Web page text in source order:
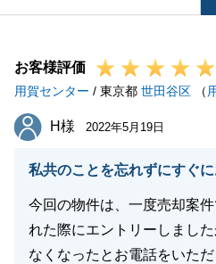
お客様評価
用賀センター / 東京都 世田谷区 （
H様
H様 2022年5月19日
私共のことを忘れずにすぐ
今回の物件は、一度売却案
れた際にエントリーしまし
なくなったとお電話をいただ